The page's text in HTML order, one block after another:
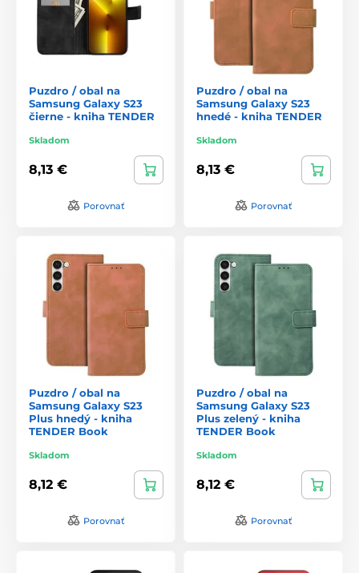
Puzdro / obal na
Samsung Galaxy S23
čierne - kniha TENDER
Skladom
8,13 €
Porovnať
Puzdro / obal na
Samsung Galaxy S23
hnedé - kniha TENDER
Skladom
8,13 €
Porovnať
Puzdro / obal na
Samsung Galaxy S23
Plus hnedý - kniha
TENDER Book
Skladom
8,12 €
Porovnať
Puzdro / obal na
Samsung Galaxy S23
Plus zelený - kniha
TENDER Book
Skladom
8,12 €
Porovnať